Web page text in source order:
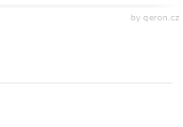
by qeron.cz